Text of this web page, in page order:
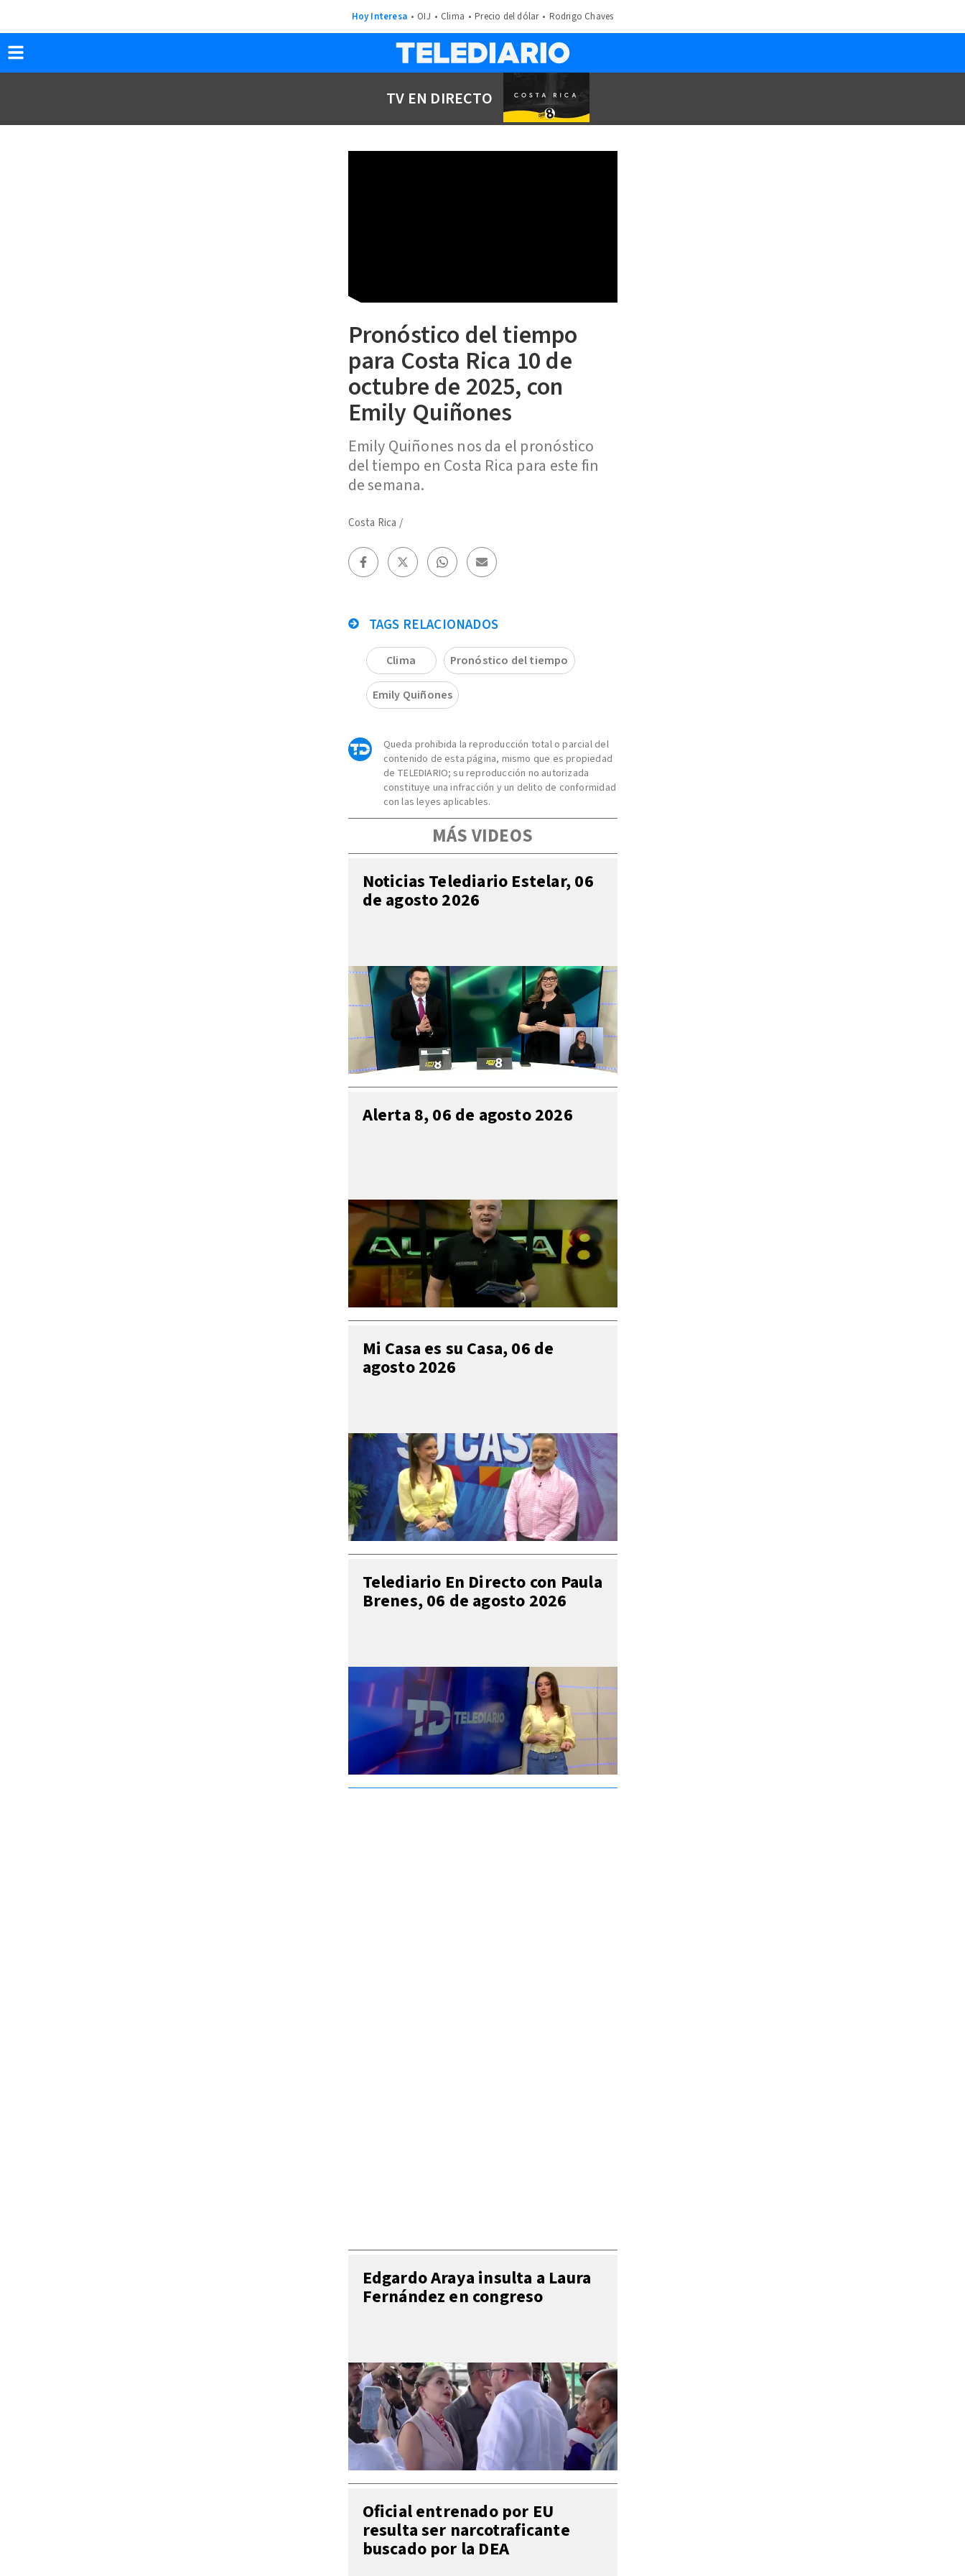
Hoy Interesa OIJ Clima Precio del dólar Rodrigo Chaves
TV EN DIRECTO
Pronóstico del tiempo
para Costa Rica 10 de
octubre de 2025, con
Emily Quiñones
Emily Quiñones nos da el pronóstico
del tiempo en Costa Rica para este fin
de semana.
Costa Rica /
TAGS RELACIONADOS
Clima Pronóstico del tiempo
Emily Quiñones
Queda prohibida la reproducción total o parcial del
contenido de esta página, mismo que es propiedad
de TELEDIARIO; su reproducción no autorizada
constituye una infracción y un delito de conformidad
con las leyes aplicables.
MÁS VIDEOS
Noticias Telediario Estelar, 06
de agosto 2026
Alerta 8, 06 de agosto 2026
Mi Casa es su Casa, 06 de
agosto 2026
Telediario En Directo con Paula
Brenes, 06 de agosto 2026
Edgardo Araya insulta a Laura
Fernández en congreso
Oficial entrenado por EU
resulta ser narcotraficante
buscado por la DEA